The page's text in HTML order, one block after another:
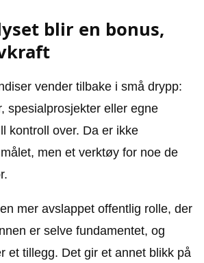
blir en bonus,
vender tilbake i små drypp:
spesialprosjekter eller egne
kontroll over. Da er ikke
men et verktøy for noe de
mer avslappet offentlig rolle, der
er selve fundamentet, og
et tillegg. Det gir et annet blikk på